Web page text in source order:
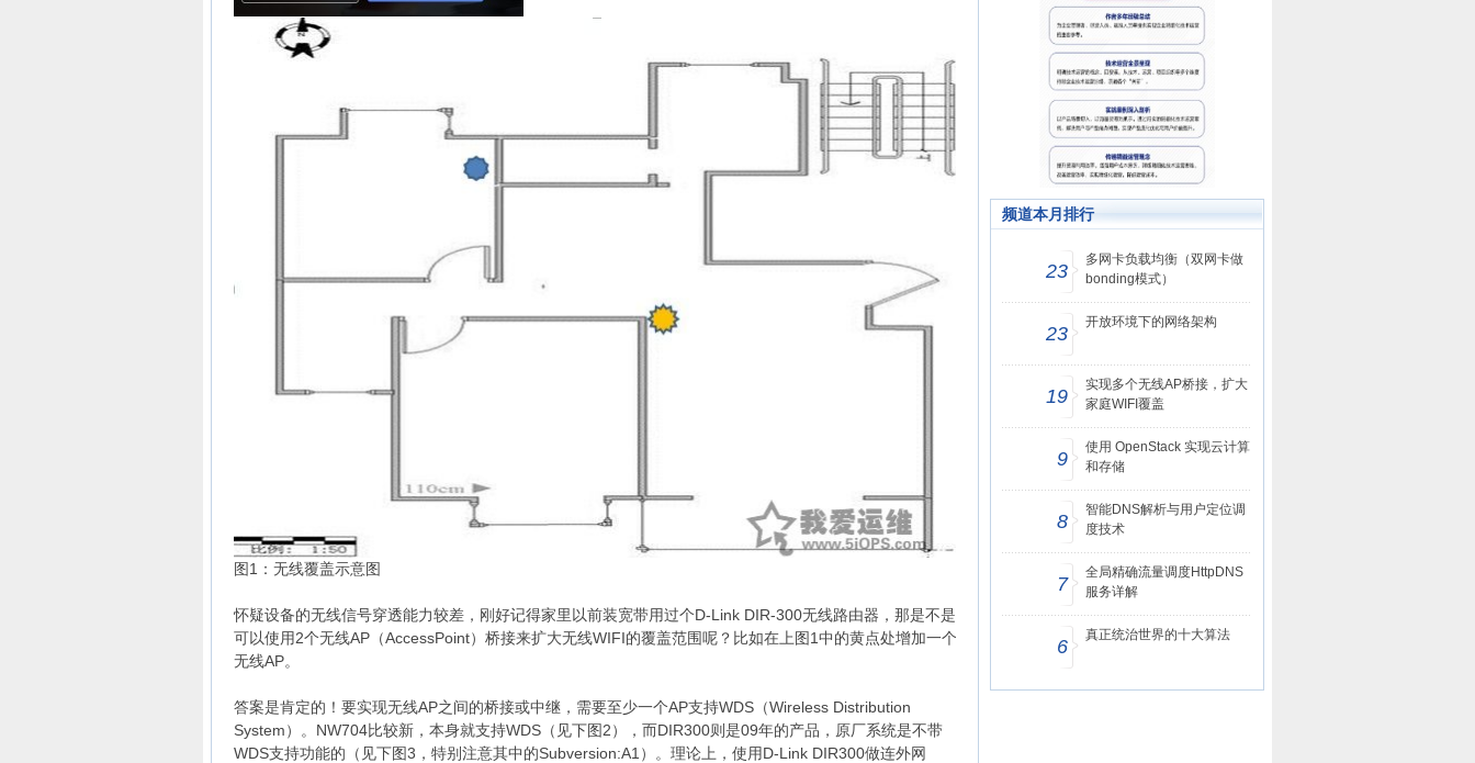
图1：无线覆盖示意图
怀疑设备的无线信号穿透能力较差，刚好记得家里以前装宽带用过个D-Link DIR-300无线路由器，那是不是
可以使用2个无线AP（AccessPoint）桥接来扩大无线WIFI的覆盖范围呢？比如在上图1中的黄点处增加一个
无线AP。
答案是肯定的！要实现无线AP之间的桥接或中继，需要至少一个AP支持WDS（Wireless Distribution
System）。NW704比较新，本身就支持WDS（见下图2），而DIR300则是09年的产品，原厂系统是不带
WDS支持功能的（见下图3，特别注意其中的Subversion:A1）。理论上，使用D-Link DIR300做连外网
频道本月排行
23
多网卡负载均衡（双网卡做
bonding模式）
23
开放环境下的网络架构
19
实现多个无线AP桥接，扩大
家庭WIFI覆盖
9
使用 OpenStack 实现云计算
和存储
8
智能DNS解析与用户定位调
度技术
7
全局精确流量调度HttpDNS
服务详解
6
真正统治世界的十大算法